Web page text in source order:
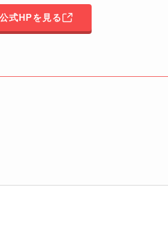
式HPを見る